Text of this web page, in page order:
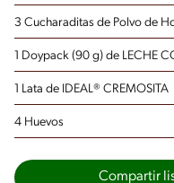
3 Cucharaditas de Polvo de
1 Doypack (90 g) de LECHE
1 Lata de IDEAL® CREMOSITA
4 Huevos
Compartir